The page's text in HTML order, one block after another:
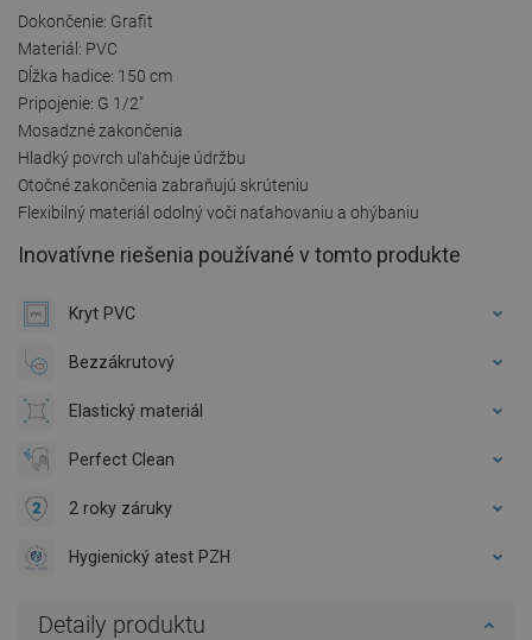
Dokončenie: Grafit
Materiál: PVC
Dĺžka hadice: 150 cm
Pripojenie: G 1/2"
Mosadzné zakončenia
Hladký povrch uľahčuje údržbu
Otočné zakončenia zabraňujú skrúteniu
Flexibilný materiál odolný voči naťahovaniu a ohýbaniu
Inovatívne riešenia používané v tomto produkte
Kryt PVC
Bezzákrutový
Elastický materiál
Perfect Clean
2 roky záruky
Hygienický atest PZH
Detaily produktu